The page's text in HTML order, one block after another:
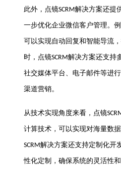
此外，点镜SCRM解决方案还提
一步优化企业微信客户管理。
可以实现自动回复和智能导流
时，点镜SCRM解决方案还支持
社交媒体平台、电子邮件等进
渠道营销。
从技术实现角度来看，点镜
计算技术，可以实现对海量数
SCRM解决方案还支持定制化开
性化定制，确保系统的灵活性和